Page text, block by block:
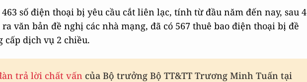
số điện thoại bị yêu cầu cắt liên lạc, tính từ đầu năm đến nay, sau 4
ra văn bản đề nghị các nhà mạng, đã có 567 thuê bao điện thoại bị đề
dịch vụ 2 chiều.
trả lời chất vấn của Bộ trưởng Bộ TT&TT Trương Minh Tuấn tại